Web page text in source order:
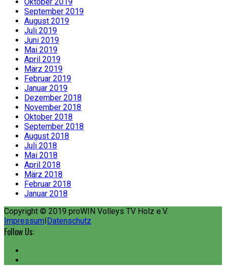
September 2019
August 2019
Juli 2019
Juni 2019
Mai 2019
April 2019
März 2019
Februar 2019
Januar 2019
Dezember 2018
November 2018
Oktober 2018
September 2018
August 2018
Juli 2018
Mai 2018
April 2018
März 2018
Februar 2018
Januar 2018
Copyright © 2019 proWIN Volleys TV Holz e.V.
ImpressumIDatenschutz
Follow Us: